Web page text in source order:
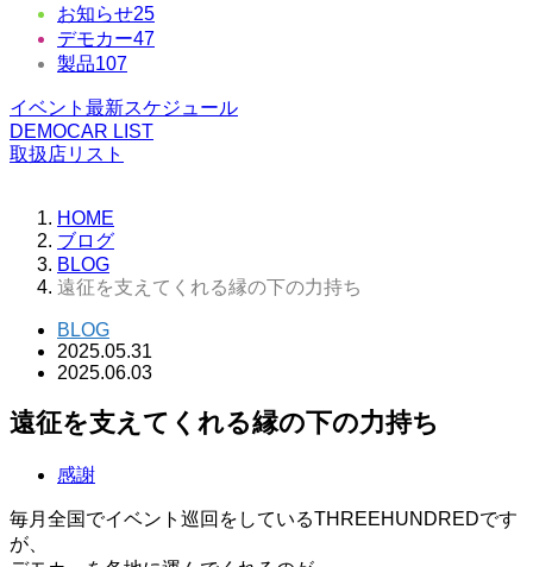
お知らせ25
デモカー47
製品107
イベント最新スケジュール
DEMOCAR LIST
取扱店リスト
HOME
ブログ
BLOG
遠征を支えてくれる縁の下の力持ち
BLOG
2025.05.31
2025.06.03
遠征を支えてくれる縁の下の力持ち
感謝
毎月全国でイベント巡回をしているTHREEHUNDREDです
が、